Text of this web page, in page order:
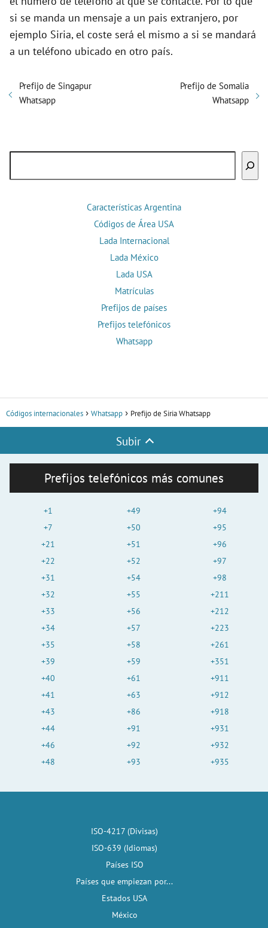
si se manda un mensaje a un pais extranjero, por
ejemplo Siria, el coste será el mismo a si se mandará
a un teléfono ubicado en otro país.
Prefijo de Singapur
Whatsapp
Prefijo de Somalia
Whatsapp
Características Argentina
Códigos de Área USA
Lada Internacional
Lada México
Lada USA
Matrículas
Prefijos de países
Prefijos telefónicos
Whatsapp
Códigos internacionales Whatsapp Prefijo de Siria Whatsapp
Subir
Prefijos telefónicos más comunes
+1
+7
+21
+22
+31
+32
+33
+34
+35
+39
+40
+41
+43
+44
+46
+48
+49
+50
+51
+52
+54
+55
+56
+57
+58
+59
+61
+63
+86
+91
+92
+93
+94
+95
+96
+97
+98
+211
+212
+223
+261
+351
+911
+912
+918
+931
+932
+935
ISO-4217 (Divisas)
ISO-639 (Idiomas)
Países ISO
Países que empiezan por...
Estados USA
México